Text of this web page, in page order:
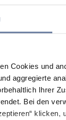
Cookies und
aggregierte
Ihrer
Bei den